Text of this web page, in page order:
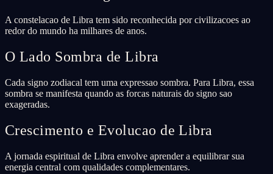
A constelacao de Libra tem sido reconhecida por civilizacoes ao
redor do mundo ha milhares de anos.
O Lado Sombra de Libra
Cada signo zodiacal tem uma expressao sombra. Para Libra, essa
sombra se manifesta quando as forcas naturais do signo sao
exageradas.
Crescimento e Evolucao de Libra
A jornada espiritual de Libra envolve aprender a equilibrar sua
energia central com qualidades complementares.